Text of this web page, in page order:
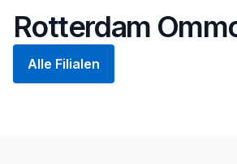
Rotterdam
Alle Filialen